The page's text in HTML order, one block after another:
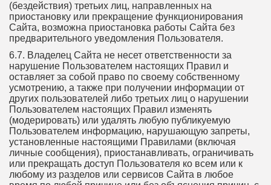
(бездействия) третьих лиц, направленных на
приостановку или прекращение функционирования
Сайта, возможна приостановка работы Сайта без
предварительного уведомления Пользователя.
6.7. Владелец Сайта не несет ответственности за
нарушение Пользователем настоящих Правил и
оставляет за собой право по своему собственному
усмотрению, а также при получении информации от
других пользователей либо третьих лиц о нарушении
Пользователем настоящих Правил изменять
(модерировать) или удалять любую публикуемую
Пользователем информацию, нарушающую запреты,
установленные настоящими Правилами (включая
личные сообщения), приостанавливать, ограничивать
или прекращать доступ Пользователя ко всем или к
любому из разделов или сервисов Сайта в любое